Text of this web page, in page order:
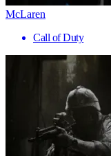
McLaren
Call of Duty